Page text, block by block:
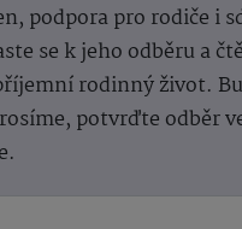
podpora pro rodiče i
se k jeho odběru a
rodinný život.
potvrďte odběr